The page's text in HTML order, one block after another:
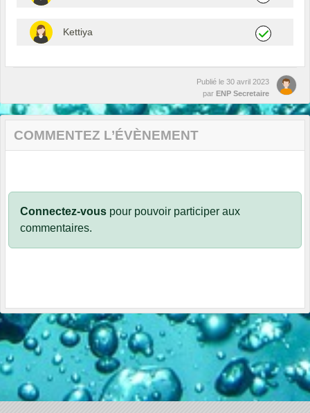
Kettiya
Publié le 30 avril 2023
par ENP Secretaire
COMMENTEZ L’ÉVÈNEMENT
Connectez-vous pour pouvoir participer aux
commentaires.